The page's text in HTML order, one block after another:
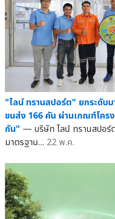
"ไลน์ ทรานสปอร์ต" ยกระดับ
ขนส่ง 166 คัน ผ่านเกณฑ์โคร
กัน" — บริษัท ไลน์ ทรานสปอร์
มาตรฐาน... 22 พ.ค.